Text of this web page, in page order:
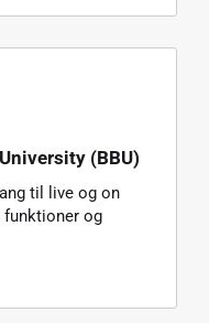
(BBU)
til live og on
funktioner og